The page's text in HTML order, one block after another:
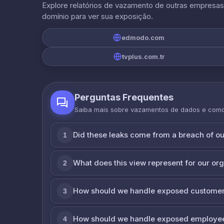
Explore relatórios de vazamento de outras
domínio para ver sua exposição.
edmodo.com
tvplus.com.tr
Perguntas Frequentes
Saiba mais sobre vazamentos de dados e
1 Did these leaks come from a breach of
2 What does this view represent for our
3 How should we handle exposed
4 How should we handle exposed